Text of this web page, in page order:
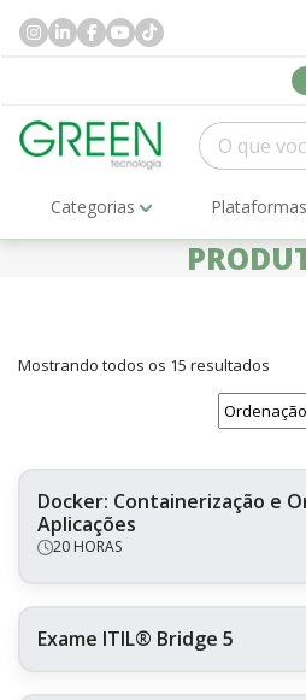
Categorias Plataformas
Mostrando todos os 15 resultados
Docker: Containerização e
Aplicações
20 HORAS
Exame ITIL® Bridge 5